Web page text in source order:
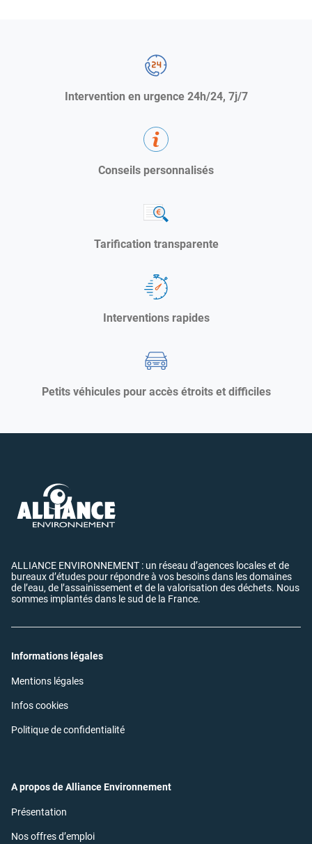
Intervention en urgence 24h/24, 7j/7
Conseils personnalisés
Tarification transparente
Interventions rapides
Petits véhicules pour accès étroits et difficiles
ALLIANCE ENVIRONNEMENT : un réseau d’agences locales et de
bureaux d’études pour répondre à vos besoins dans les domaines
de l’eau, de l’assainissement et de la valorisation des déchets. Nous
sommes implantés dans le sud de la France.
Informations légales
Mentions légales(ouvre
fenêtre)
Infos cookies(ouvre
une
nouvelle
Politique de confidentialité(ouvre
A propos de Alliance Environnement
Présentation
une
Nos offres d’emploi(ouvre